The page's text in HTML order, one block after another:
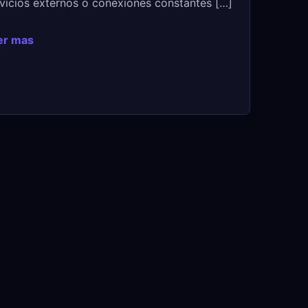
externos o conexiones constantes […]
mas